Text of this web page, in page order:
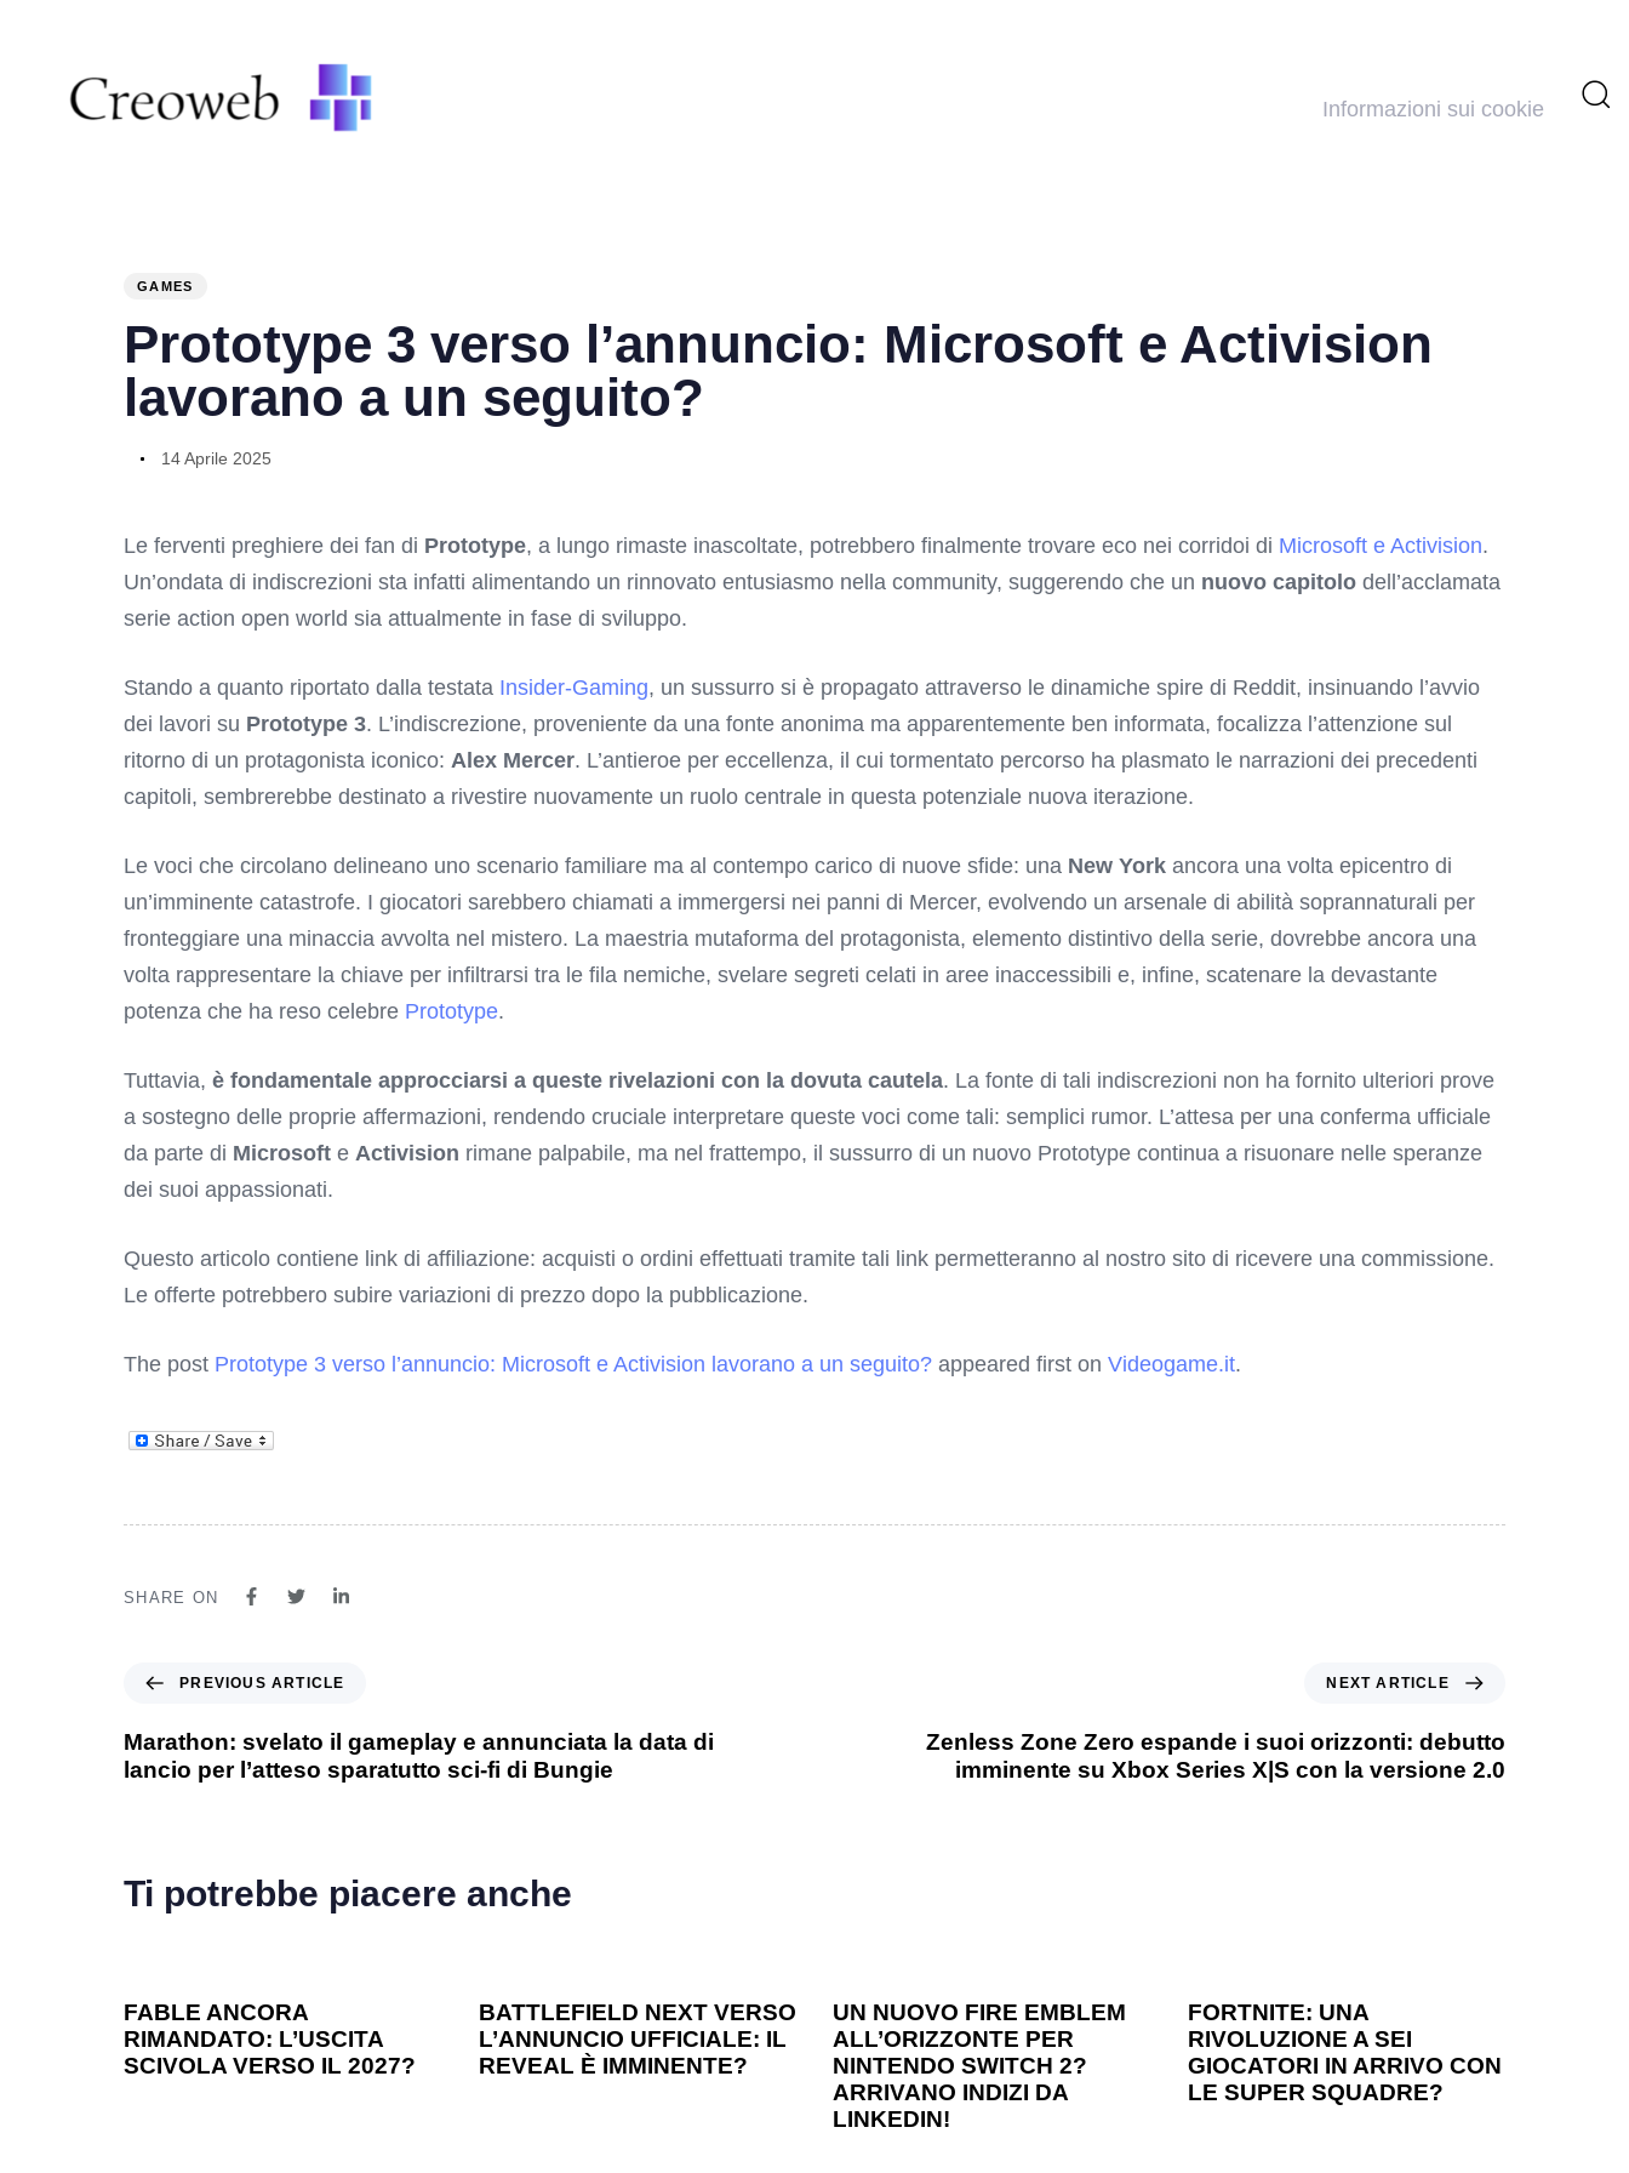
Informazioni sui cookie
GAMES
Prototype 3 verso l’annuncio: Microsoft e Activision
lavorano a un seguito?
14 Aprile 2025
Le ferventi preghiere dei fan di Prototype, a lungo rimaste inascoltate, potrebbero finalmente trovare eco nei corridoi di Microsoft e Activision.
Un’ondata di indiscrezioni sta infatti alimentando un rinnovato entusiasmo nella community, suggerendo che un nuovo capitolo dell’acclamata
serie action open world sia attualmente in fase di sviluppo.
Stando a quanto riportato dalla testata Insider-Gaming, un sussurro si è propagato attraverso le dinamiche spire di Reddit, insinuando l’avvio
dei lavori su Prototype 3. L’indiscrezione, proveniente da una fonte anonima ma apparentemente ben informata, focalizza l’attenzione sul
ritorno di un protagonista iconico: Alex Mercer. L’antieroe per eccellenza, il cui tormentato percorso ha plasmato le narrazioni dei precedenti
capitoli, sembrerebbe destinato a rivestire nuovamente un ruolo centrale in questa potenziale nuova iterazione.
Le voci che circolano delineano uno scenario familiare ma al contempo carico di nuove sfide: una New York ancora una volta epicentro di
un’imminente catastrofe. I giocatori sarebbero chiamati a immergersi nei panni di Mercer, evolvendo un arsenale di abilità soprannaturali per
fronteggiare una minaccia avvolta nel mistero. La maestria mutaforma del protagonista, elemento distintivo della serie, dovrebbe ancora una
volta rappresentare la chiave per infiltrarsi tra le fila nemiche, svelare segreti celati in aree inaccessibili e, infine, scatenare la devastante
potenza che ha reso celebre Prototype.
Tuttavia, è fondamentale approcciarsi a queste rivelazioni con la dovuta cautela. La fonte di tali indiscrezioni non ha fornito ulteriori prove
a sostegno delle proprie affermazioni, rendendo cruciale interpretare queste voci come tali: semplici rumor. L’attesa per una conferma ufficiale
da parte di Microsoft e Activision rimane palpabile, ma nel frattempo, il sussurro di un nuovo Prototype continua a risuonare nelle speranze
dei suoi appassionati.
Questo articolo contiene link di affiliazione: acquisti o ordini effettuati tramite tali link permetteranno al nostro sito di ricevere una commissione.
Le offerte potrebbero subire variazioni di prezzo dopo la pubblicazione.
The post Prototype 3 verso l’annuncio: Microsoft e Activision lavorano a un seguito? appeared first on Videogame.it.
SHARE ON
PREVIOUS ARTICLE
Marathon: svelato il gameplay e annunciata la data di
lancio per l’atteso sparatutto sci-fi di Bungie
NEXT ARTICLE
Zenless Zone Zero espande i suoi orizzonti: debutto
imminente su Xbox Series X|S con la versione 2.0
Ti potrebbe piacere anche
FABLE ANCORA
RIMANDATO: L’USCITA
SCIVOLA VERSO IL 2027?
BATTLEFIELD NEXT VERSO
L’ANNUNCIO UFFICIALE: IL
REVEAL È IMMINENTE?
UN NUOVO FIRE EMBLEM
ALL’ORIZZONTE PER
NINTENDO SWITCH 2?
ARRIVANO INDIZI DA
LINKEDIN!
FORTNITE: UNA
RIVOLUZIONE A SEI
GIOCATORI IN ARRIVO CON
LE SUPER SQUADRE?